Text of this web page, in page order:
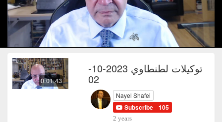
0:01:43
توكيلات لطنطاوي 2023-10-
02
Nayel Shafei
Subscribe 105
2 years